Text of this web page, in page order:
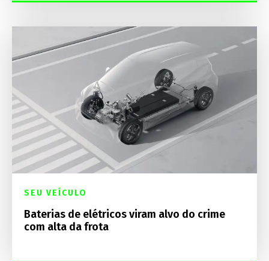
SEU VEÍCULO
Baterias de elétricos viram alvo do crime
com alta da frota